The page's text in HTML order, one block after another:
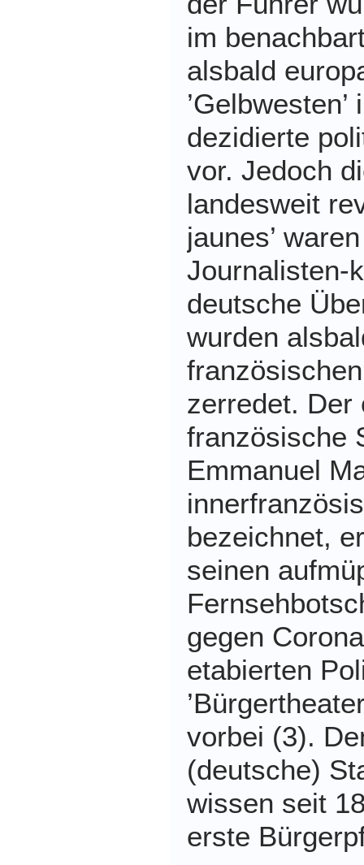
im
alsbald
dezidierte
vor. Jedoch
landesweit
jaunes’
Journalisten-
deutsche
wurden
zerredet. Der
französische
Emmanuel
bezeichnet,
seinen
gegen
etabierten
vorbei (3).
(deutsche)
wissen seit
erste